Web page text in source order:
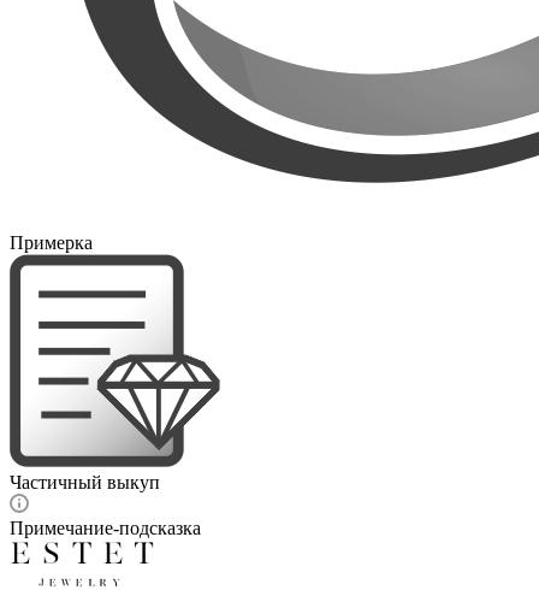
Примерка
Частичный выкуп
Примечание-подсказка